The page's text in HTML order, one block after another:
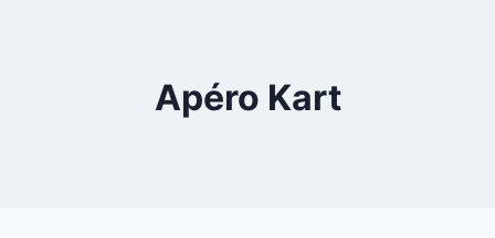
Apéro Kart